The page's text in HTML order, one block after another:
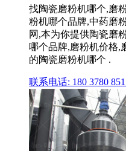
找陶瓷磨粉机哪个,磨
粉机哪个品牌,中药磨
网,本为你提供陶瓷磨
哪个品牌,磨粉机价格,
的陶瓷磨粉机哪个 .
联系电话: 180 3780